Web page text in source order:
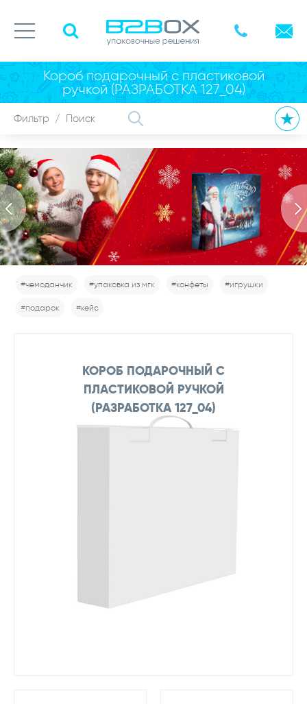
Короб подарочный с пластиковой
ручкой (РАЗРАБОТКА 127_04)
#чемоданчик #упаковка из мгк #конфеты #игрушки
#подарок #кейс
КОРОБ ПОДАРОЧНЫЙ С
ПЛАСТИКОВОЙ РУЧКОЙ
(РАЗРАБОТКА 127_04)